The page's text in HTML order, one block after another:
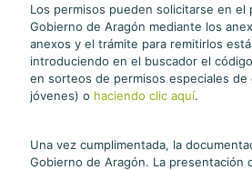
Los permisos pueden solicitarse en el
Gobierno de Aragón mediante los
anexos y el trámite para remitirlos
introduciendo en el buscador el
en sorteos de permisos especiales de
jóvenes) o haciendo clic aquí.
Una vez cumplimentada, la
Gobierno de Aragón. La presentación